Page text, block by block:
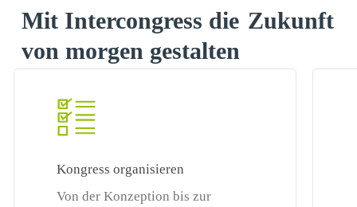
Mit Intercongress die Zukunft
von morgen gestalten
Kongress organisieren
Von der Konzeption bis zur